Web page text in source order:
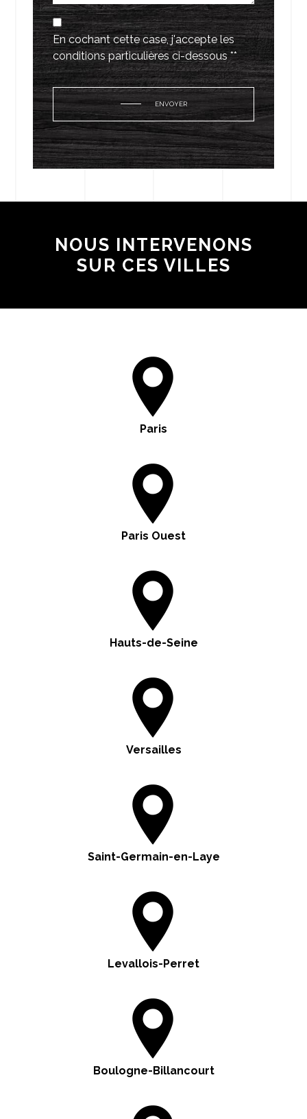
En cochant cette case, j'accepte les
conditions particulières ci-dessous **
ENVOYER
NOUS INTERVENONS
SUR CES VILLES
Paris
Paris Ouest
Hauts-de-Seine
Versailles
Saint-Germain-en-Laye
Levallois-Perret
Boulogne-Billancourt